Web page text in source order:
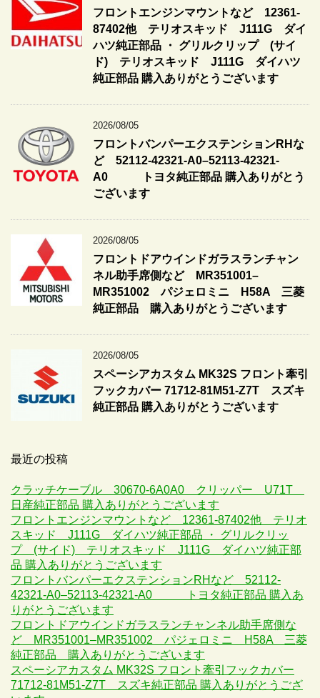
フロントエンジンマウントなど 12361-
87402他 テリオスキッド J111G ダイ
ハツ純正部品 ・ グリルクリップ (サイ
ド) テリオスキッド J111G ダイハツ
純正部品 購入ありがとうございます
2026/08/05
フロントバンパーエクステンションRHな
ど 52112-42321-A0–52113-42321-
A0 トヨタ純正部品 購入ありがとう
ございます
2026/08/05
フロントドアウインドガラスランチャン
ネル助手席側など MR351001–
MR351002 パジェロミニ H58A 三菱
純正部品 購入ありがとうございます
2026/08/05
スペーシアカスタム MK32S フロント牽引
フックカバー 71712-81M51-Z7T スズキ
純正部品 購入ありがとうございます
最近の投稿
クラッチケーブル 30670-6A0A0 クリッパー U71T
日産純正部品 購入ありがとうございます
フロントエンジンマウントなど 12361-87402他 テリオ
スキッド J111G ダイハツ純正部品 ・ グリルクリッ
プ (サイド) テリオスキッド J111G ダイハツ純正部
品 購入ありがとうございます
フロントバンパーエクステンションRHなど 52112-
42321-A0–52113-42321-A0 トヨタ純正部品 購入あ
りがとうございます
フロントドアウインドガラスランチャンネル助手席側な
ど MR351001–MR351002 パジェロミニ H58A 三菱
純正部品 購入ありがとうございます
スペーシアカスタム MK32S フロント牽引フックカバー
71712-81M51-Z7T スズキ純正部品 購入ありがとうござ